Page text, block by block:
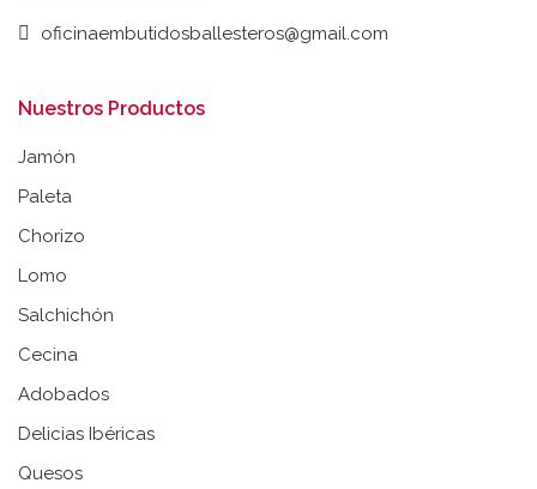
oficinaembutidosballesteros@gmail.com
Nuestros Productos
Jamón
Paleta
Chorizo
Lomo
Salchichón
Cecina
Adobados
Delicias Ibéricas
Quesos